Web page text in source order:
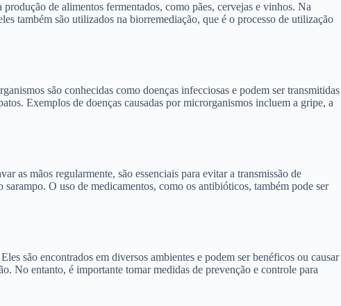
de alimentos fermentados, como pães, cervejas e vinhos. Na
também são utilizados na biorremediação, que é o processo de utilização
são conhecidas como doenças infecciosas e podem ser transmitidas
Exemplos de doenças causadas por microrganismos incluem a gripe, a
as mãos regularmente, são essenciais para evitar a transmissão de
O uso de medicamentos, como os antibióticos, também pode ser
são encontrados em diversos ambientes e podem ser benéficos ou causar
No entanto, é importante tomar medidas de prevenção e controle para